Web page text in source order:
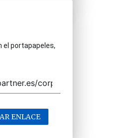
el portapapeles,
ENLACE